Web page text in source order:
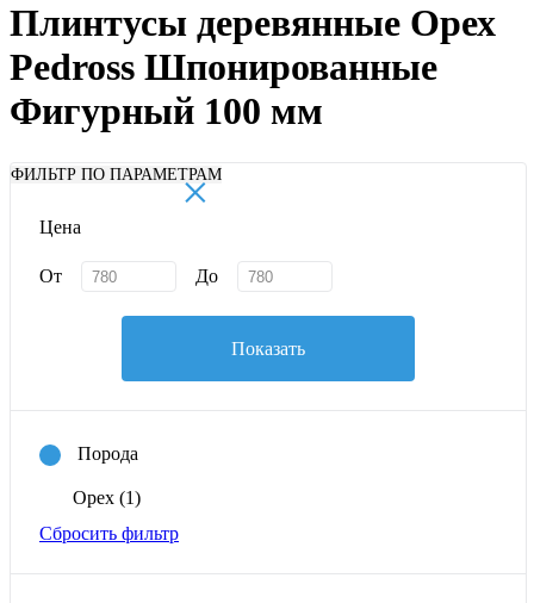
Плинтусы деревянные Орех
Pedross Шпонированные
Фигурный 100 мм
ФИЛЬТР ПО ПАРАМЕТРАМ
×
Цена
От До
Показать
Порода
Орех (1)
Сбросить фильтр